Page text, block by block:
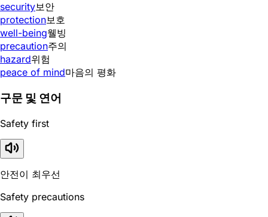
security보안
protection보호
well-being웰빙
precaution주의
hazard위험
peace of mind마음의 평화
구문 및 연어
Safety first
안전이 최우선
Safety precautions